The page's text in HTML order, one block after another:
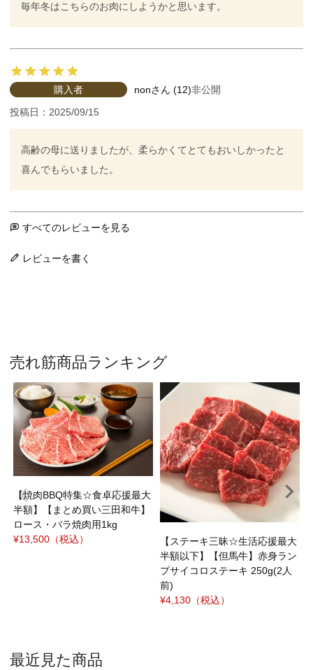
毎年冬はこちらのお肉にしようかと思います。
non 12
購入者 非公開
投稿日 2025/09/15
高齢の母に送りましたが、柔らかくてとてもおいしかったと
喜んでもらいました。
すべてのレビューを見る
レビューを書く
売れ筋商品ランキング
【焼肉BBQ特集☆食卓応援最大
半額】【まとめ買い三田和牛】
ロース・バラ焼肉用1kg
¥13,500 （税込）
【ステーキ三昧☆生活応援最大
半額以下】【但馬牛】赤身ラン
プサイコロステーキ 250g(2人
前)
¥4,130 （税込）
最近見た商品